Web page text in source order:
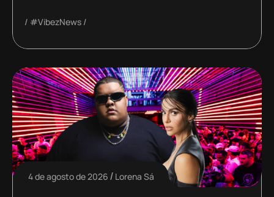
#VibezNews
4 de agosto de 2026 Lorena Sá